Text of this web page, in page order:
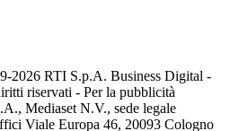
2026 RTI S.p.A. Business Digital -
riservati - Per la pubblicità
Mediaset N.V., sede legale
Viale Europa 46, 20093 Cologno